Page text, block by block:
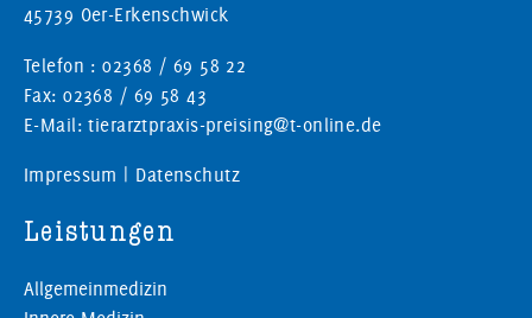
45739 Oer-Erkenschwick
Telefon : 02368 / 69 58 22
Fax: 02368 / 69 58 43
E-Mail: tierarztpraxis-preising@t-online.de
Impressum | Datenschutz
Leistungen
Allgemeinmedizin